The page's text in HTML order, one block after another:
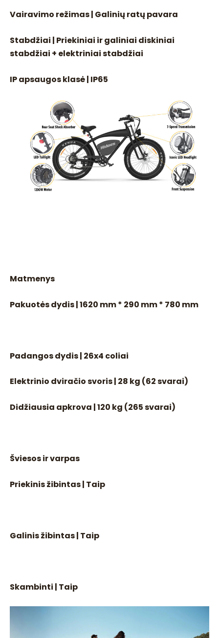
Vairavimo režimas | Galinių ratų pavara
Stabdžiai | Priekiniai ir galiniai diskiniai
stabdžiai + elektriniai stabdžiai
IP apsaugos klasė | IP65
Matmenys
Pakuotės dydis | 1620 mm * 290 mm * 780 mm
Padangos dydis | 26x4 coliai
Elektrinio dviračio svoris | 28 kg (62 svarai)
Didžiausia apkrova | 120 kg (265 svarai)
Šviesos ir varpas
Priekinis žibintas | Taip
Galinis žibintas | Taip
Skambinti | Taip